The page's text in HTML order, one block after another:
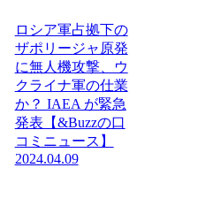
ロシア軍占拠下の
ザポリージャ原発
に無人機攻撃、ウ
クライナ軍の仕業
か？ IAEA が緊急
発表【&Buzzの口
コミニュース】
2024.04.09